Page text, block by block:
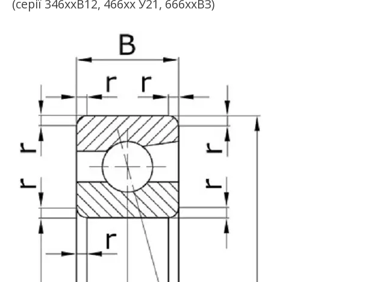
(серії 346ххВ12, 466хх У21, 666ххВЗ)